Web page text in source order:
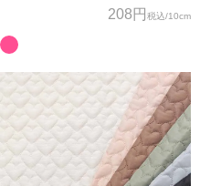
208円 税込/10cm